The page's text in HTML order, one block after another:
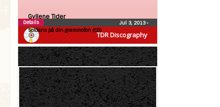
TDR Discography
Gyllene Tider
Soldans på din grammofon (CD)
Jul 3, 2013•
Details